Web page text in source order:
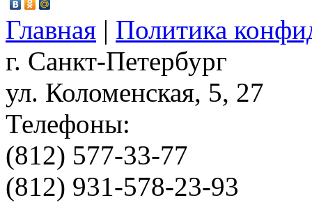
Главная | Политика
г. Санкт-Петербург
ул. Коломенская, 5, 27
Телефоны:
(812) 577-33-77
(812) 931-578-23-93